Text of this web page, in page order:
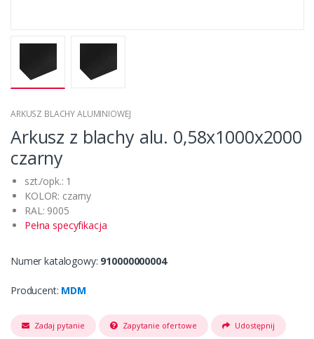
ARKUSZ BLACHY ALUMINIOWEJ
Arkusz z blachy alu. 0,58x1000x2000
czarny
szt./opk.: 1
KOLOR: czarny
RAL: 9005
Pełna specyfikacja
Numer katalogowy: 910000000004
Producent: MDM
Zadaj pytanie Zapytanie ofertowe Udostępnij